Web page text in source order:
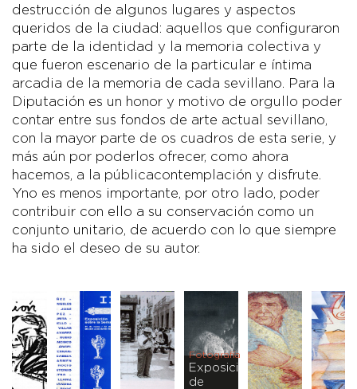
destrucción de algunos lugares y aspectos
queridos de la ciudad: aquellos que configuraron
parte de la identidad y la memoria colectiva y
que fueron escenario de la particular e íntima
arcadia de la memoria de cada sevillano. Para la
Diputación es un honor y motivo de orgullo poder
contar entre sus fondos de arte actual sevillano,
con la mayor parte de os cuadros de esta serie, y
más aún por poderlos ofrecer, como ahora
hacemos, a la públicacontemplación y disfrute.
Yno es menos importante, por otro lado, poder
contribuir con ello a su conservación como un
conjunto unitario, de acuerdo con lo que siempre
ha sido el deseo de su autor.
Fotografía
Exposición
de